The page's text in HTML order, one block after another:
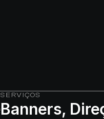
SERVIÇOS
Banners,